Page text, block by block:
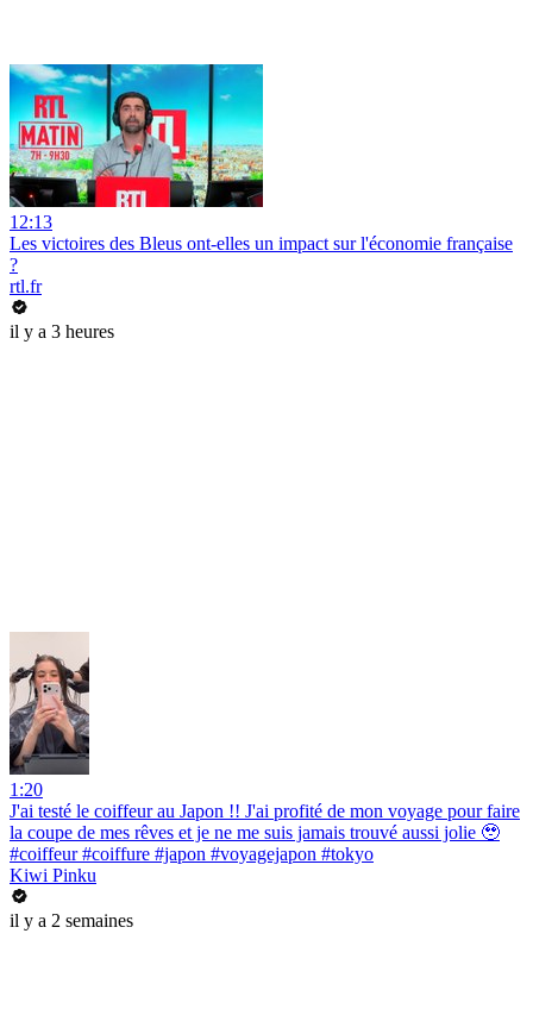
12:13
Les victoires des Bleus ont-elles un impact sur l'économie française
?
rtl.fr
il y a 3 heures
1:20
J'ai testé le coiffeur au Japon !! J'ai profité de mon voyage pour faire
la coupe de mes rêves et je ne me suis jamais trouvé aussi jolie 🥹
#coiffeur #coiffure #japon #voyagejapon #tokyo
Kiwi Pinku
il y a 2 semaines